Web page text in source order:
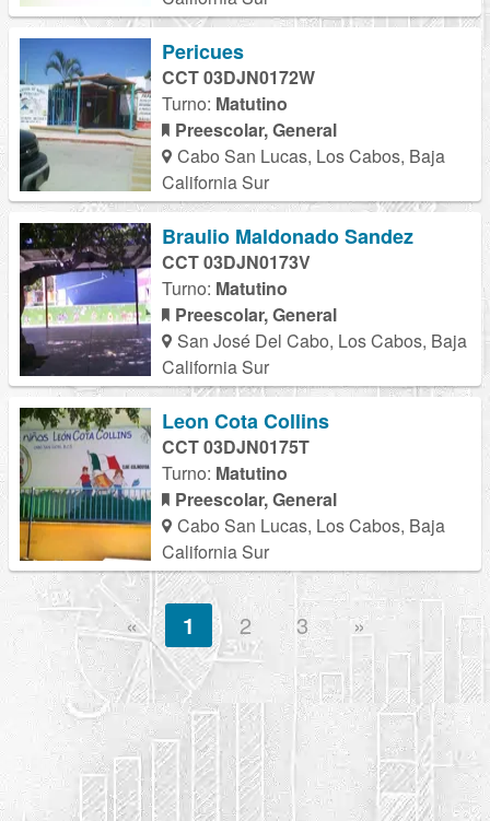
Pericues
CCT 03DJN0172W
Turno: Matutino
Preescolar, General
Cabo San Lucas, Los Cabos, Baja
California Sur
Braulio Maldonado Sandez
CCT 03DJN0173V
Turno: Matutino
Preescolar, General
San José Del Cabo, Los Cabos, Baja
California Sur
Leon Cota Collins
CCT 03DJN0175T
Turno: Matutino
Preescolar, General
Cabo San Lucas, Los Cabos, Baja
California Sur
« 1 2 3 »